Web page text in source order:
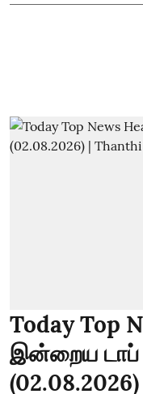
Today Top
இன்றைய டாப்